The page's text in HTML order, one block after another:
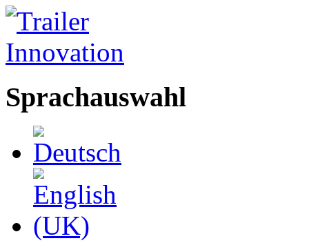
Sprachauswahl